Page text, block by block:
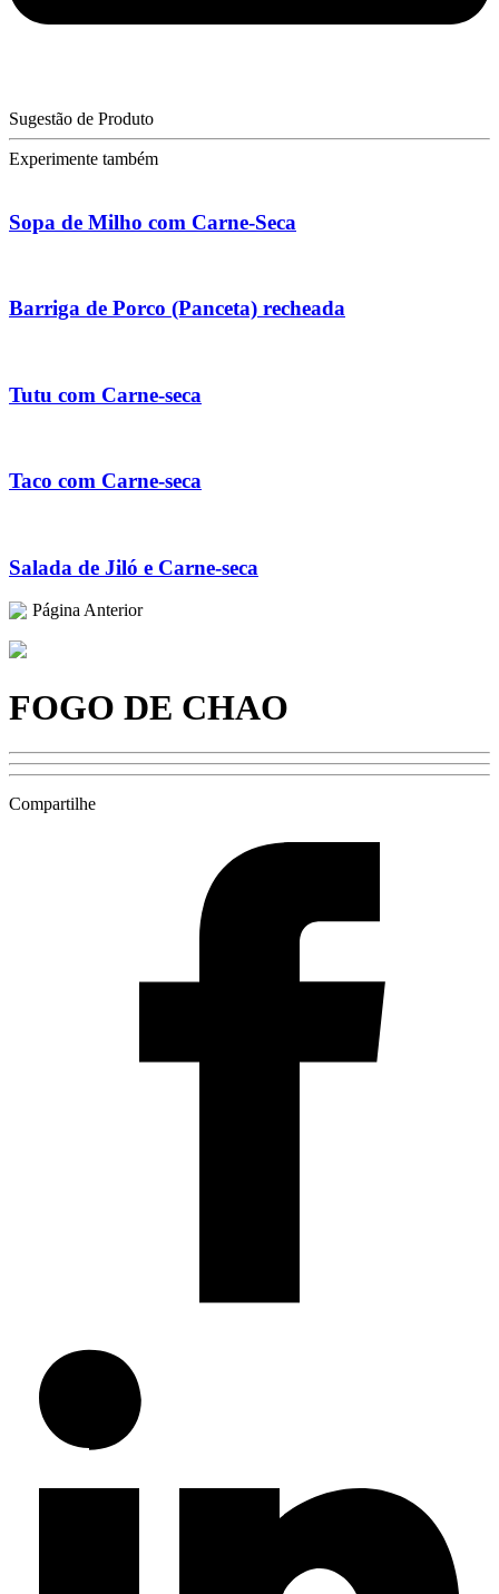
Sugestão de Produto
Experimente também
Sopa de Milho com Carne-Seca
Barriga de Porco (Panceta) recheada
Tutu com Carne-seca
Taco com Carne-seca
Salada de Jiló e Carne-seca
Página Anterior
FOGO DE CHAO
Compartilhe